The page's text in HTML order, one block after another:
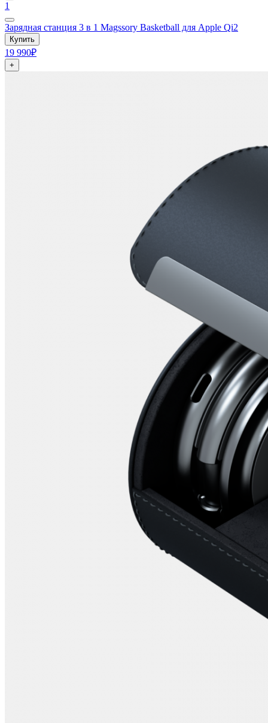
1
Зарядная станция 3 в 1 Magssory Basketball для Apple Qi2
Купить
19 990₽
+